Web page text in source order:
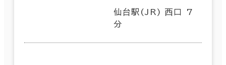
仙台駅(JR) 西口 7
分